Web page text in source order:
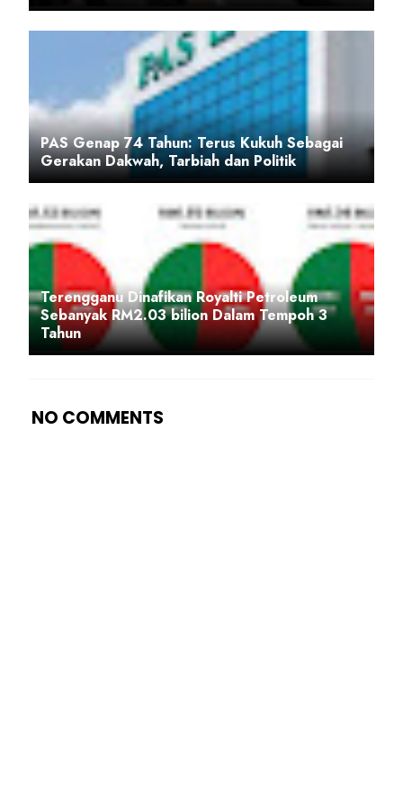
PAS Genap 74 Tahun: Terus Kukuh Sebagai
Gerakan Dakwah, Tarbiah dan Politik
Terengganu Dinafikan Royalti Petroleum
Sebanyak RM2.03 bilion Dalam Tempoh 3
Tahun
NO COMMENTS